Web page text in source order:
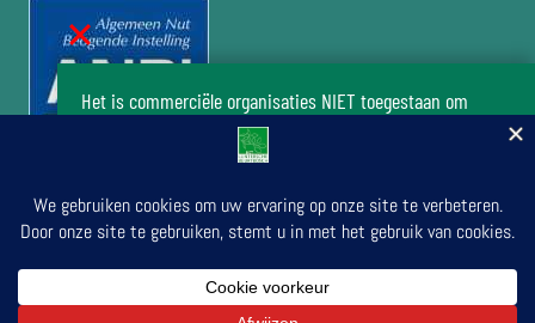
Stationsstraat 24, 6741 DH Lunteren. | Bank nr.: NL03 RABO 0337
5040 32 | KvK nr.: 41047528 | RSIN nr.: 003597477
Het is commerciële organisaties NIET toegestaan om
zonder toestemming van het bestuur van de stichting Het
Luntersche Buurtbosch activiteiten in het buurtbos te
Doe uw verzoek om activiteiten te organiseren
in Het Luntersche Buurtbosch